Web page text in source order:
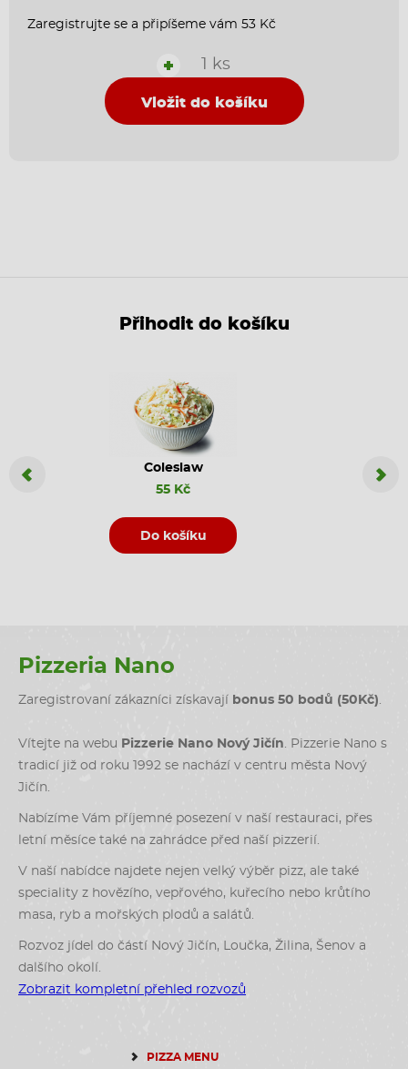
Zaregistrujte se a připíšeme vám 53 Kč
+ 1 ks
Vložit do košíku
Přihodit do košíku
Coleslaw
55 Kč
Do košíku
Coca
Pizzeria Nano
Zaregistrovaní zákazníci získavají bonus 50 bodů (50Kč)
Vítejte na webu Pizzerie Nano Nový Jičín . Pizzerie Nano s
tradicí již od roku 1992 se nachází v centru města Nový
Jičín.
Nabízíme Vám příjemné posezení v naší restauraci, přes
letní měsíce také na zahrádce před naší pizzerií.
V naší nabídce najdete nejen velký výběr pizz, ale také
speciality z hovězího, vepřového, kuřecího nebo krůtího
masa, ryb a mořských plodů a salátů.
Rozvoz jídel do částí Nový Jičín, Loučka, Žilina, Šenov a
dalšího okolí.
Zobrazit kompletní přehled rozvozů
PIZZA MENU